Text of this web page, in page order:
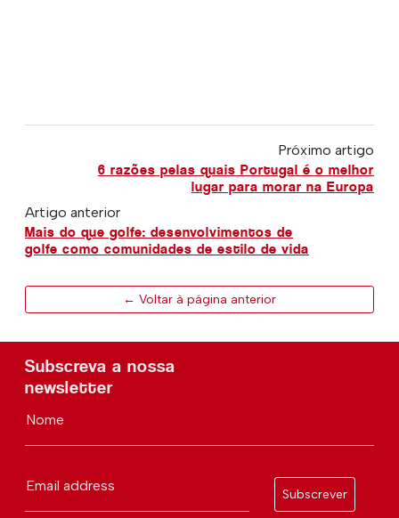
Próximo artigo
6 razões pelas quais Portugal é o melhor
lugar para morar na Europa
Artigo anterior
Mais do que golfe: desenvolvimentos de
golfe como comunidades de estilo de vida
← Voltar à página anterior
Subscreva a nossa
newsletter
Nome
Email address
Subscrever